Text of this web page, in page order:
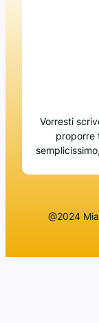
Vorresti
proporre
@2024